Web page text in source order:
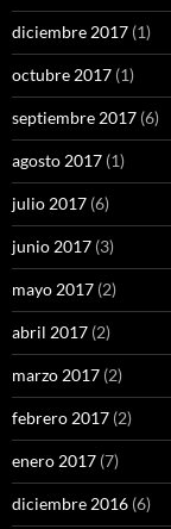
diciembre 2017 (1)
octubre 2017 (1)
septiembre 2017 (6)
agosto 2017 (1)
julio 2017 (6)
junio 2017 (3)
mayo 2017 (2)
abril 2017 (2)
marzo 2017 (2)
febrero 2017 (2)
enero 2017 (7)
diciembre 2016 (6)